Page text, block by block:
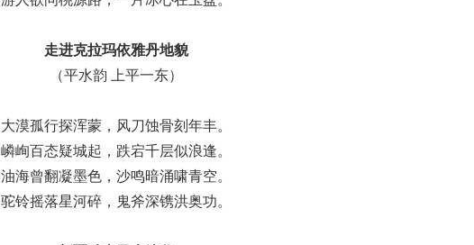
走进克拉玛依雅丹地貌
（平水韵 上平一东）
大漠孤行探浑蒙，风刀蚀骨刻年丰。
嶙峋百态疑城起，跌宕千层似浪逢。
油海曾翻凝墨色，沙鸣暗涌啸青空。
驼铃摇落星河碎，鬼斧深镌洪奥功。